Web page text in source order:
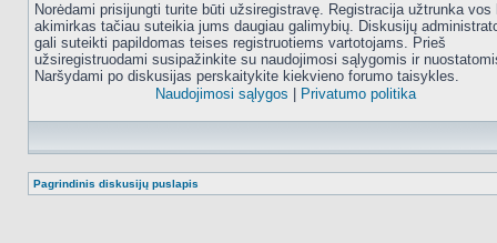
Norėdami prisijungti turite būti užsiregistravę. Registracija užtrunka vos
akimirkas tačiau suteikia jums daugiau galimybių. Diskusijų
gali suteikti papildomas teises registruotiems vartotojams. Prieš
užsiregistruodami susipažinkite su naudojimosi sąlygomis ir
Naršydami po diskusijas perskaitykite kiekvieno forumo taisykles.
Naudojimosi sąlygos
Privatumo politika
Pagrindinis diskusijų puslapis